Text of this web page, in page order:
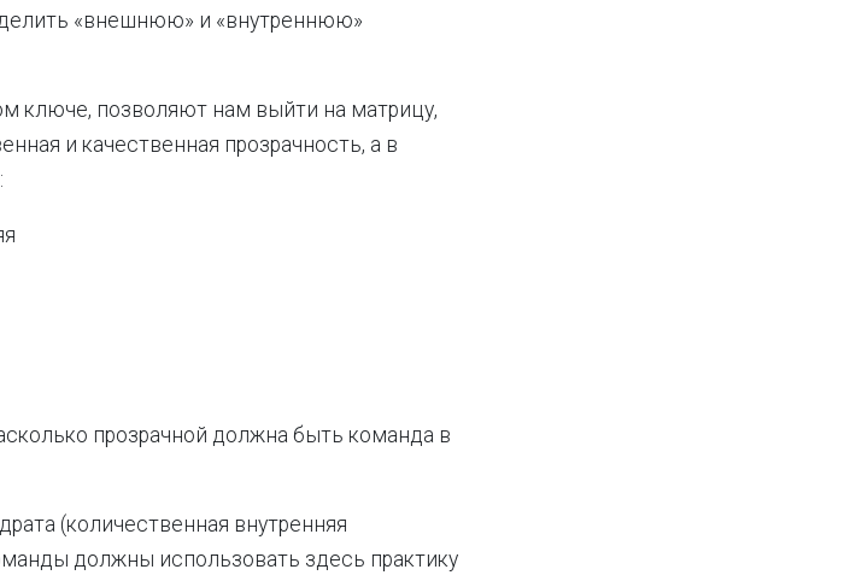
«внешнюю» и «внутреннюю»
ключе, позволяют нам выйти на матрицу,
и качественная прозрачность, а в
прозрачной должна быть команда в
(количественная внутренняя
должны использовать здесь практику